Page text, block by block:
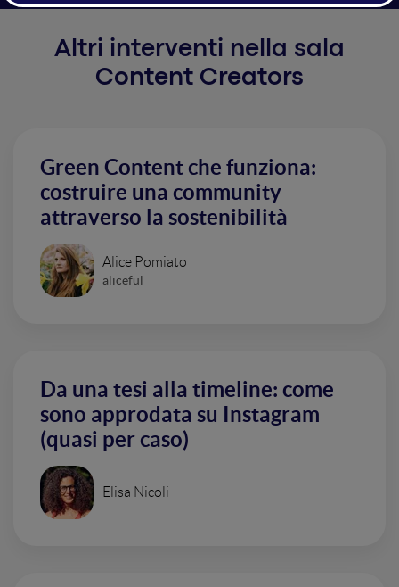
Altri interventi nella sala
Content Creators
Green Content che funziona:
costruire una community
attraverso la sostenibilità
Alice Pomiato
aliceful
Da una tesi alla timeline: come
sono approdata su Instagram
(quasi per caso)
Elisa Nicoli